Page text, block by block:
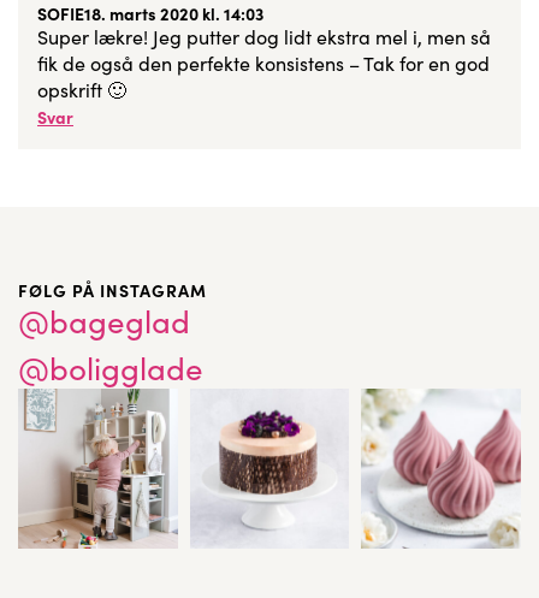
SOFIE18. marts 2020 kl. 14:03
Super lækre! Jeg putter dog lidt ekstra mel i, men så
fik de også den perfekte konsistens – Tak for en god
opskrift 🙂
Svar
FØLG PÅ INSTAGRAM
@bageglad
@boligglade